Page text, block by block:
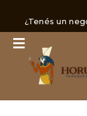
¿Tenés un